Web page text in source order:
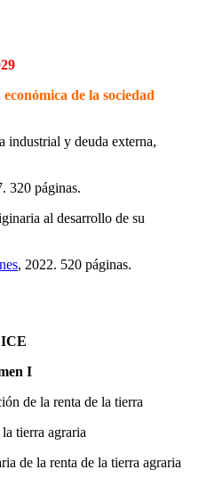
de la sociedad
industrial y deuda externa,
320 páginas.
al desarrollo de su
, 2022. 520 páginas.
I
de la renta de la tierra
tierra agraria
de la renta de la tierra agraria